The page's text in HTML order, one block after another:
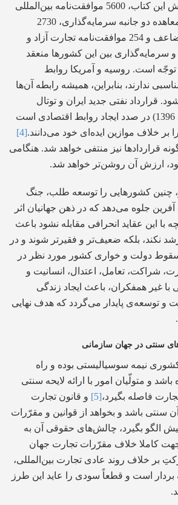
تا زمان نگارش این کتاب، 5600 موافقت‌نامه بین‌المللی
سرمایه‌گذاری، 2953 معاهده دو جانبه سرمایه‌گذاری، 2730
معاهده منع مالیات مضاعف و 254 موافقت‌نامه تجارت آزاد و
سرمایه‌گذاری بین این کشورها منعقد
توجّه است. روسیه و آمریکا روابط
ندارند، بنابراین، همیشه رابطه آن‌ها
قرارداد نفتی جدید ایران و توتال
فرانسه و چین (تیرماه 1396) در صدد ایجاد روابط اقتصادی است
بر خلاف موازین ایده‌ای خود می‌دانند.[4]
قراردادها نیز منتفی خواهد شد. هنگامی
ارزش آن روشن‌تر خواهد شد.
چنین کشورهایی را توسعه طلب، جنگ
جلوه می‌دهد که در ذهن جهانیان اثر
با این عقاید انحرافی مقابله نشود باعث
نکند، بلکه ضعیف‌تر و فقیرتر شوند و در
دولت و خواری کشور مورد نظر در
شراکت، تعامل، اعتدال، انسانیت و
با غیر همفکران، باعث ایجاد زندگی
و توسعه‌ی پایدار می‌گردد که هدف نهایی
سنتی در جهان سازمانی
نیمه سوسیالیستی بوده و راه
و متولّیان امور با ارائه لایحه سنتی
فاصله بگیرد،[5]
و قانون تجارت
آن سنتی باشد و بخواهد از قوانین و مقرّرات
الگو بگیرد، چالش‌های حقوقی آن به
کاملا خلاف مقرّرات تجارت جهان
بر خلاف روند عادی تجارت بین‌المللی،
بردار است و قطعاً سودی را عاید این طرز